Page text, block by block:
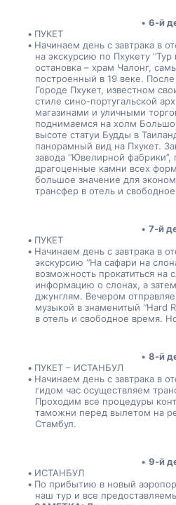
6-й
ПУКЕТ
Начинаем день с завтрака в
на экскурсию по Пхукету
остановка – храм Чалонг,
построенный в 19 веке.
Городе Пхукет, известном
стиле синo-португальской
магазинами и уличными
поднимаемся на холм
высоте статуи Будды в
панорамный вид на Пхукет.
завода ‘’Ювелирной
драгоценные камни всех
большое значение для
трансфер в отель и
7-й
ПУКЕТ
Начинаем день с завтрака в
экскурсию ‘’На сафари на
возможность прокатиться
информацию о слонах, а
джунглям. Вечером
музыкой в знаменитый ‘’Hard
в отель и свободное время.
8-й
ПУКЕТ – ИСТАНБУЛ
Начинаем день с завтрака в
гидом час осуществляем
Проходим все процедуры
таможни перед вылетом на
Стамбул.
9-й
ИСТАНБУЛ
По прибытию в новый
наш тур и все